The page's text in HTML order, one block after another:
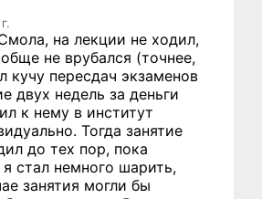
на лекции не ходил,
не врубался (точнее,
кучу пересдач экзаменов
двух недель за деньги
к нему в институт
Тогда занятие
до тех пор, пока
стал немного шарить,
занятия могли бы